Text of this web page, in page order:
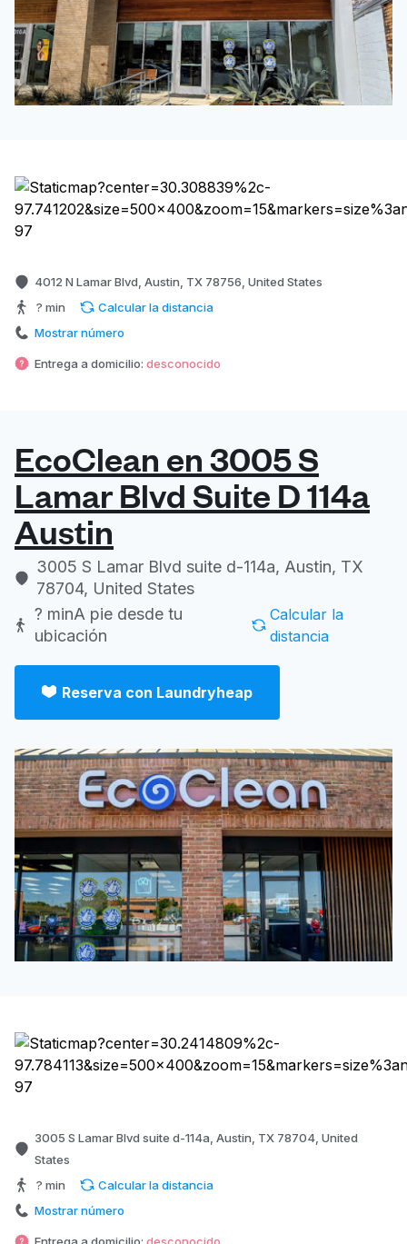
4012 N Lamar Blvd, Austin, TX 78756, United States
? min
Calcular la distancia
Mostrar número
Entrega a domicilio: desconocido
EcoClean en 3005 S
Lamar Blvd Suite D 114a
Austin
3005 S Lamar Blvd suite d-114a, Austin, TX
78704, United States
? minA pie desde tu
ubicación
Calcular la
distancia
Reserva con Laundryheap
3005 S Lamar Blvd suite d-114a, Austin, TX 78704, United
States
? min
Calcular la distancia
Mostrar número
Entrega a domicilio: desconocido